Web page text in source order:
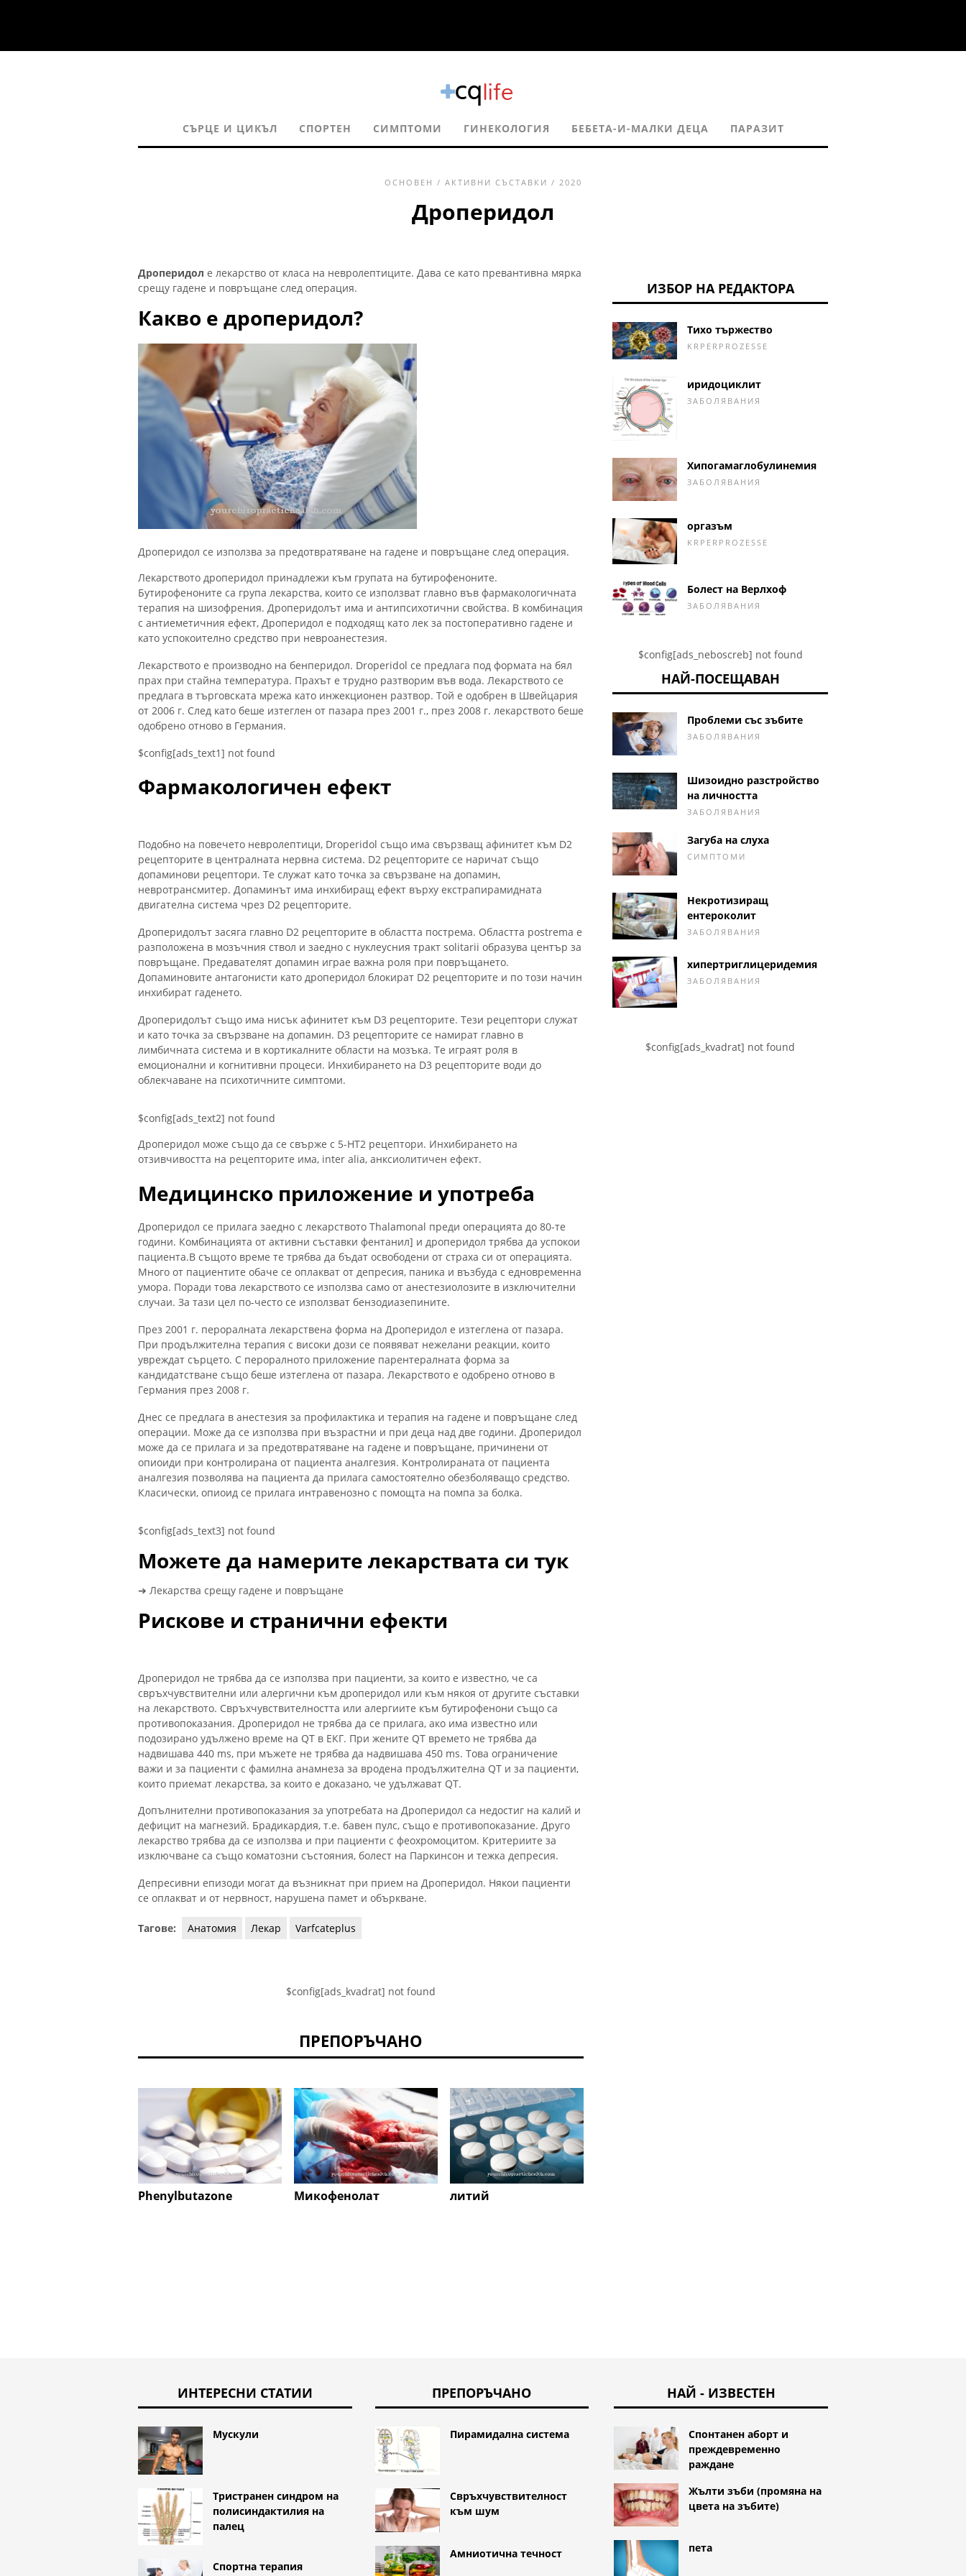
СЪРЦЕ И ЦИКЪЛ СПОРТЕН СИМПТОМИ ГИНЕКОЛОГИЯ БЕБЕТА-И-МАЛКИ ДЕЦА ПАРАЗИТ
ОСНОВЕН / АКТИВНИ СЪСТАВКИ / 2020
Дроперидол
Дроперидол е лекарство от класа на невролептиците. Дава се като превантивна мярка
срещу гадене и повръщане след операция.
Какво е дроперидол?
Дроперидол се използва за предотвратяване на гадене и повръщане след операция.
Лекарството дроперидол принадлежи към групата на бутирофеноните.
Бутирофеноните са група лекарства, които се използват главно във фармакологичната
терапия на шизофрения. Дроперидолът има и антипсихотични свойства. В комбинация
с антиеметичния ефект, Дроперидол е подходящ като лек за постоперативно гадене и
като успокоително средство при невроанестезия.
Лекарството е производно на бенперидол. Droperidol се предлага под формата на бял
прах при стайна температура. Прахът е трудно разтворим във вода. Лекарството се
предлага в търговската мрежа като инжекционен разтвор. Той е одобрен в Швейцария
от 2006 г. След като беше изтеглен от пазара през 2001 г., през 2008 г. лекарството беше
одобрено отново в Германия.
$config[ads_text1] not found
Фармакологичен ефект
Подобно на повечето невролептици, Droperidol също има свързващ афинитет към D2
рецепторите в централната нервна система. D2 рецепторите се наричат ​​също
допаминови рецептори. Те служат като точка за свързване на допамин,
невротрансмитер. Допаминът има инхибиращ ефект върху екстрапирамидната
двигателна система чрез D2 рецепторите.
Дроперидолът засяга главно D2 рецепторите в областта пострема. Областта postrema е
разположена в мозъчния ствол и заедно с нуклеусния тракт solitarii образува център за
повръщане. Предавателят допамин играе важна роля при повръщането.
Допаминовите антагонисти като дроперидол блокират D2 рецепторите и по този начин
инхибират гаденето.
Дроперидолът също има нисък афинитет към D3 рецепторите. Тези рецептори служат
и като точка за свързване на допамин. D3 рецепторите се намират главно в
лимбичната система и в кортикалните области на мозъка. Те играят роля в
емоционални и когнитивни процеси. Инхибирането на D3 рецепторите води до
облекчаване на психотичните симптоми.
$config[ads_text2] not found
Дроперидол може също да се свърже с 5-НТ2 рецептори. Инхибирането на
отзивчивостта на рецепторите има, inter alia, анксиолитичен ефект.
Медицинско приложение и употреба
Дроперидол се прилага заедно с лекарството Thalamonal преди операцията до 80-те
години. Комбинацията от активни съставки фентанил] и дроперидол трябва да успокои
пациента.В същото време те трябва да бъдат освободени от страха си от операцията.
Много от пациентите обаче се оплакват от депресия, паника и възбуда с едновременна
умора. Поради това лекарството се използва само от анестезиолозите в изключителни
случаи. За тази цел по-често се използват бензодиазепините.
През 2001 г. пероралната лекарствена форма на Дроперидол е изтеглена от пазара.
При продължителна терапия с високи дози се появяват нежелани реакции, които
увреждат сърцето. С пероралното приложение парентералната форма за
кандидатстване също беше изтеглена от пазара. Лекарството е одобрено отново в
Германия през 2008 г.
Днес се предлага в анестезия за профилактика и терапия на гадене и повръщане след
операции. Може да се използва при възрастни и при деца над две години. Дроперидол
може да се прилага и за предотвратяване на гадене и повръщане, причинени от
опиоиди при контролирана от пациента аналгезия. Контролираната от пациента
аналгезия позволява на пациента да прилага самостоятелно обезболяващо средство.
Класически, опиоид се прилага интравенозно с помощта на помпа за болка.
$config[ads_text3] not found
Можете да намерите лекарствата си тук
➔ Лекарства срещу гадене и повръщане
Рискове и странични ефекти
Дроперидол не трябва да се използва при пациенти, за които е известно, че са
свръхчувствителни или алергични към дроперидол или към някоя от другите съставки
на лекарството. Свръхчувствителността или алергиите към бутирофенони също са
противопоказания. Дроперидол не трябва да се прилага, ако има известно или
подозирано удължено време на QT в ЕКГ. При жените QT времето не трябва да
надвишава 440 ms, при мъжете не трябва да надвишава 450 ms. Това ограничение
важи и за пациенти с фамилна анамнеза за вродена продължителна QT и за пациенти,
които приемат лекарства, за които е доказано, че удължават QT.
Допълнителни противопоказания за употребата на Дроперидол са недостиг на калий и
дефицит на магнезий. Брадикардия, т.е. бавен пулс, също е противопоказание. Друго
лекарство трябва да се използва и при пациенти с феохромоцитом. Критериите за
изключване са също коматозни състояния, болест на Паркинсон и тежка депресия.
Депресивни епизоди могат да възникнат при прием на Дроперидол. Някои пациенти
се оплакват и от нервност, нарушена памет и объркване.
Тагове: Анатомия Лекар Varfcateplus
$config[ads_kvadrat] not found
ПРЕПОРЪЧАНО
Phenylbutazone Микофенолат
литий
ИЗБОР НА РЕДАКТОРА
Тихо тържество
KRPERPROZESSE
иридоциклит
ЗАБОЛЯВАНИЯ
Хипогамаглобулинемия
ЗАБОЛЯВАНИЯ
оргазъм
KRPERPROZESSE
Болест на Верлхоф
ЗАБОЛЯВАНИЯ
$config[ads_neboscreb] not found
НАЙ-ПОСЕЩАВАН
Проблеми със зъбите
ЗАБОЛЯВАНИЯ
Шизоидно разстройство
на личността
ЗАБОЛЯВАНИЯ
Загуба на слуха
СИМПТОМИ
Некротизиращ
ентероколит
ЗАБОЛЯВАНИЯ
хипертриглицеридемия
ЗАБОЛЯВАНИЯ
$config[ads_kvadrat] not found
ИНТЕРЕСНИ СТАТИИ
Мускули
Тристранен синдром на
полисиндактилия на
палец
Спортна терапия
ПРЕПОРЪЧАНО
Пирамидална система
Свръхчувствителност
към шум
Амниотична течност
НАЙ - ИЗВЕСТЕН
Спонтанен аборт и
преждевременно
раждане
Жълти зъби (промяна на
цвета на зъбите)
пета